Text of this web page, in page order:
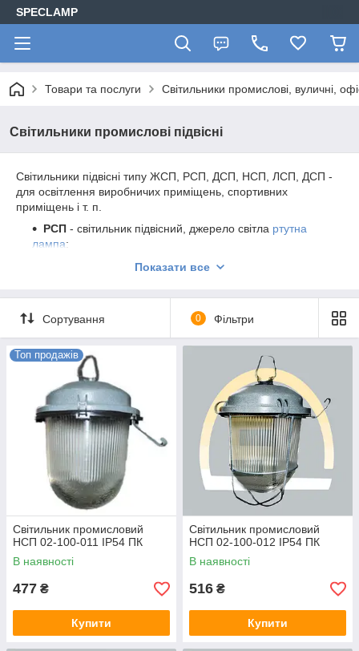
SPECLAMP
Товари та послуги Світильники промислові, вуличні,
Світильники промислові підвісні
Світильники підвісні типу ЖСП, РСП, ДСП, НСП, ЛСП, ДСП -
для освітлення виробничих приміщень, спортивних
приміщень і т. п.
РСП - світильник підвісний, джерело світла ртутна
лампа;
тильник підвісний, джерело світла
ДСП- светильник підвісний, джерело світла
металлогалогенновая лампа
НСП- светильник підвісний, джерело світла -лампа
розжарювання
- светильник підвісний, джерело світла
компактна люмінесцентна лампа
ДСП- светильник підвісний, джерелом світла
виступають світлодіоди;
Показати все
Сортування 0 Фільтри
Топ продажів
Світильник промисловий
НСП 02-100-011 IP54 ПК
В наявності
477 ₴
Купити
Світильник промисловий
НСП 02-100-012 IP54 ПК
В наявності
516 ₴
Купити